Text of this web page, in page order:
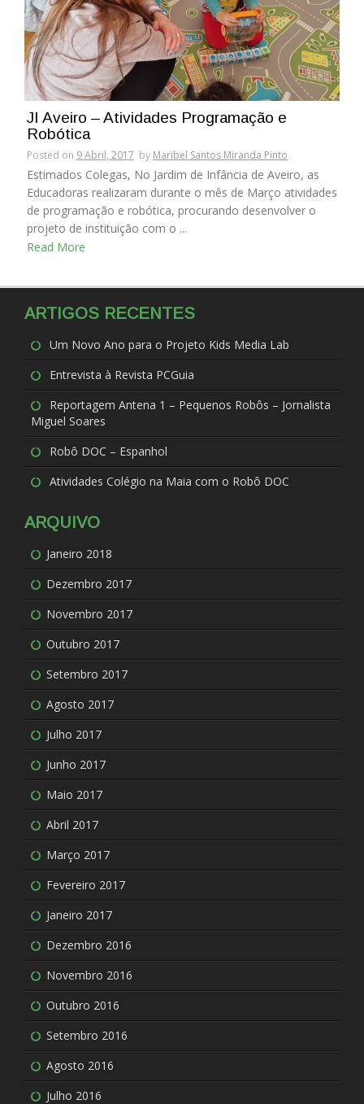
JI Aveiro – Atividades Programação e
Robótica
Posted on 9 Abril, 2017 by Maribel Santos Miranda Pinto
Estimados Colegas, No Jardim de Infância de Aveiro, as
Educadoras realizaram durante o mês de Março atividades
de programação e robótica, procurando desenvolver o
projeto de instituição com o ...
Read More
ARTIGOS RECENTES
Um Novo Ano para o Projeto Kids Media Lab
Entrevista à Revista PCGuia
Reportagem Antena 1 – Pequenos Robôs – Jornalista
Miguel Soares
Robô DOC – Espanhol
Atividades Colégio na Maia com o Robô DOC
ARQUIVO
Janeiro 2018
Dezembro 2017
Novembro 2017
Outubro 2017
Setembro 2017
Agosto 2017
Julho 2017
Junho 2017
Maio 2017
Abril 2017
Março 2017
Fevereiro 2017
Janeiro 2017
Dezembro 2016
Novembro 2016
Outubro 2016
Setembro 2016
Agosto 2016
Julho 2016